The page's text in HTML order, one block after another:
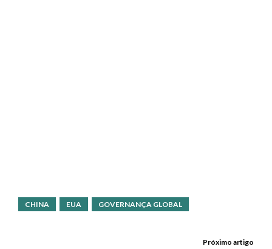
CHINA EUA GOVERNANÇA GLOBAL
Próximo artigo